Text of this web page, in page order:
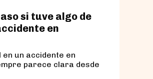
si tuve algo de
en
un accidente en
parece clara desde